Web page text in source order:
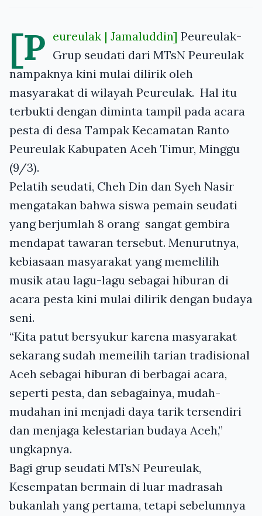
[P eureulak | Jamaluddin] Peureulak-
Grup seudati dari MTsN Peureulak
nampaknya kini mulai dilirik oleh
masyarakat di wilayah Peureulak. Hal itu
terbukti dengan diminta tampil pada acara
pesta di desa Tampak Kecamatan Ranto
Peureulak Kabupaten Aceh Timur, Minggu
(9/3).
Pelatih seudati, Cheh Din dan Syeh Nasir
mengatakan bahwa siswa pemain seudati
yang berjumlah 8 orang sangat gembira
mendapat tawaran tersebut. Menurutnya,
kebiasaan masyarakat yang memelilih
musik atau lagu-lagu sebagai hiburan di
acara pesta kini mulai dilirik dengan budaya
seni.
“Kita patut bersyukur karena masyarakat
sekarang sudah memeilih tarian tradisional
Aceh sebagai hiburan di berbagai acara,
seperti pesta, dan sebagainya, mudah-
mudahan ini menjadi daya tarik tersendiri
dan menjaga kelestarian budaya Aceh,”
ungkapnya.
Bagi grup seudati MTsN Peureulak,
Kesempatan bermain di luar madrasah
bukanlah yang pertama, tetapi sebelumnya